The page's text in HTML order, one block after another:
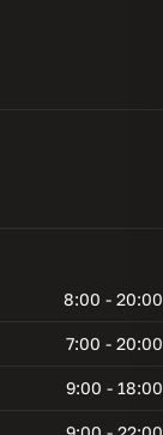
8:00 - 20:00
7:00 - 20:00
9:00 - 18:00